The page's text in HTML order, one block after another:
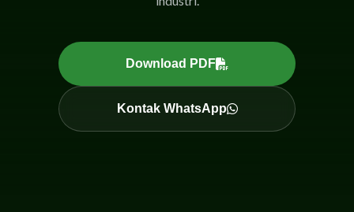
Download PDF
Kontak WhatsApp